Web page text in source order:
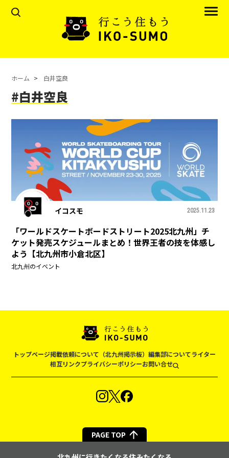
ホーム 白井空良
#白井空良
イコスモ 2025.11.23
「ワールドスケートボードストリート2025北九州」チ
ケット発売スケジュールまとめ！世界王者の技を体感し
よう【北九州市小倉北区】
北九州のイベント
トップページ掲載依頼について（北九州掲示板） 編集部についてライター
相互リンクプライバシーポリシーお問い合せ
PAGE TOP